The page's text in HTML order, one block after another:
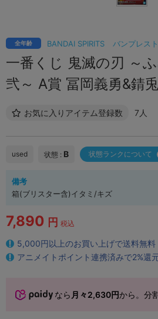
BANDAI SPIRITS バンプレスト
全年齢
一番くじ 鬼滅の刃 ～
弐～ A賞 冨岡義勇&錆
お気に入りアイテム登録数 7人
used 状態 : B 状態ランクについて
備考
箱(ブリスター含)イタミ/キズ
7,890 円 税込
5,000円以上のお買い上げで送料無料
アニメイトポイント連携済みで2%還
なら 月々2,630円から。分